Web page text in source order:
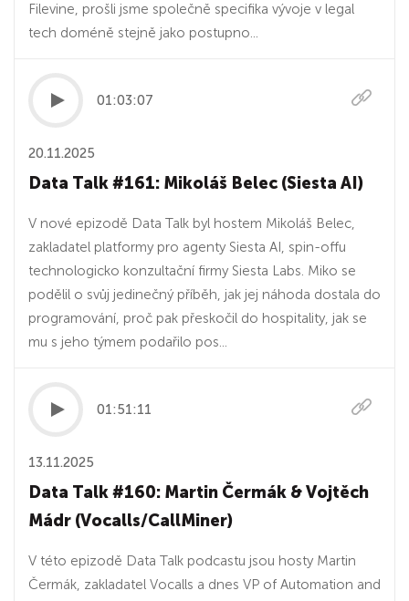
Filevine, prošli jsme společně specifika vývoje v legal
tech doméně stejně jako postupno...
01:03:07
20.11.2025
Data Talk #161: Mikoláš Belec (Siesta AI)
V nové epizodě Data Talk byl hostem Mikoláš Belec,
zakladatel platformy pro agenty Siesta AI, spin-offu
technologicko konzultační firmy Siesta Labs. Miko se
podělil o svůj jedinečný příběh, jak jej náhoda dostala do
programování, proč pak přeskočil do hospitality, jak se
mu s jeho týmem podařilo pos...
01:51:11
13.11.2025
Data Talk #160: Martin Čermák & Vojtěch
Mádr (Vocalls/CallMiner)
V této epizodě Data Talk podcastu jsou hosty Martin
Čermák, zakladatel Vocalls a dnes VP of Automation and